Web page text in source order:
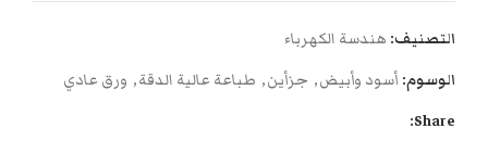
التصنيف: هندسة الكهرباء
الوسوم: أسود وأبيض, جزأين, طباعة عالية الدقة, ورق عادي
Share: